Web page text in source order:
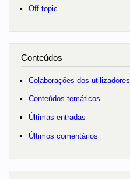
Off-topic
Conteúdos
Colaborações dos utilizadores
Conteúdos temáticos
Últimas entradas
Últimos comentários